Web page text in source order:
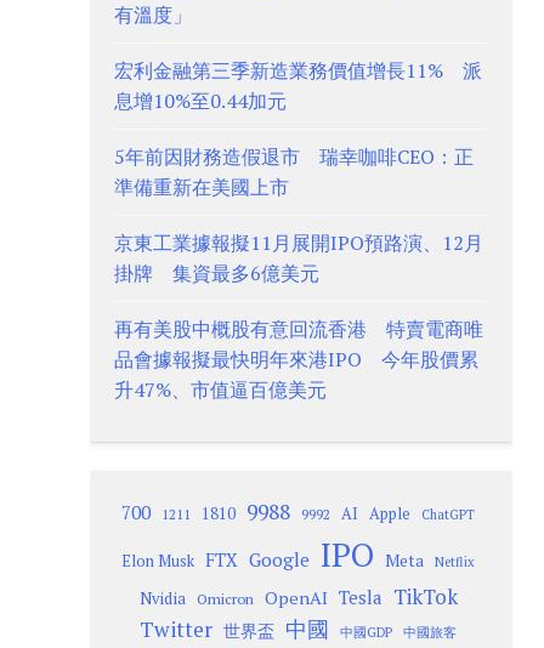
有溫度」
宏利金融第三季新造業務價值增長11% 派
息增10%至0.44加元
5年前因財務造假退市 瑞幸咖啡CEO：正
準備重新在美國上市
京東工業據報擬11月展開IPO預路演、12月
掛牌 集資最多6億美元
再有美股中概股有意回流香港 特賣電商唯
品會據報擬最快明年來港IPO 今年股價累
升47%、市值逼百億美元
700 1211 1810 9988 9992 AI Apple ChatGPT
Elon Musk FTX Google IPO Meta Netflix
Nvidia Omicron OpenAI Tesla TikTok
Twitter 世界盃 中國 中國GDP 中國旅客